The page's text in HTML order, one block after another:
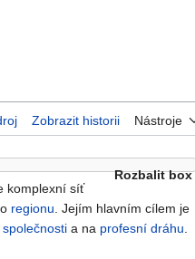
Zobrazit historii Nástroje
Rozbalit box
komplexní síť
regionu . Jejím hlavním cílem je
společnosti a na profesní dráhu